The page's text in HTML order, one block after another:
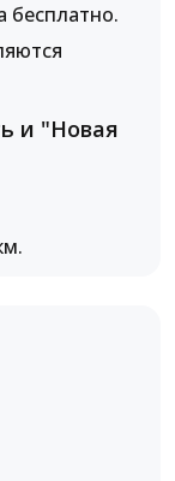
бесплатно.
и "Новая